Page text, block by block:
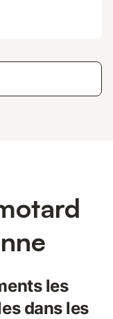
les
dans les